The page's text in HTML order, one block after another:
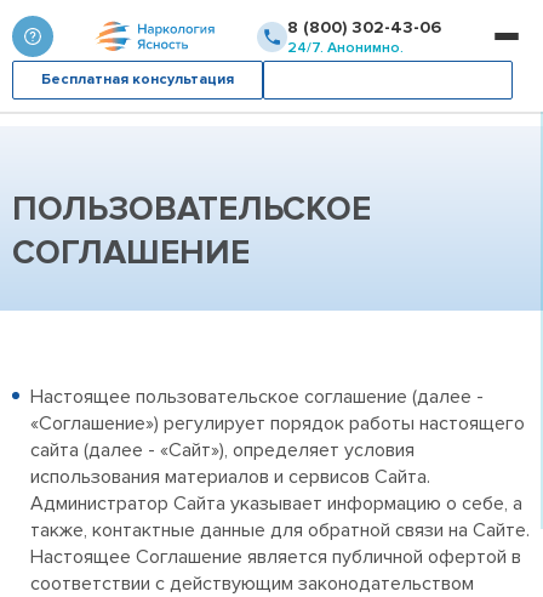
8 (800) 302-43-06
24/7. Анонимно.
Бесплатная консультация
ПОЛЬЗОВАТЕЛЬСКОЕ
СОГЛАШЕНИЕ
Настоящее пользовательское соглашение (далее -
«Соглашение») регулирует порядок работы настоящего
сайта (далее - «Сайт»), определяет условия
использования материалов и сервисов Сайта.
Администратор Сайта указывает информацию о себе, а
также, контактные данные для обратной связи на Сайте.
Настоящее Соглашение является публичной офертой в
соответствии с действующим законодательством